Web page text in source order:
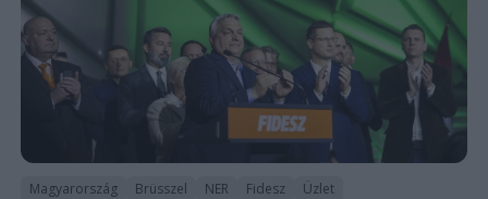
Magyarország Brüsszel NER Fidesz Üzlet